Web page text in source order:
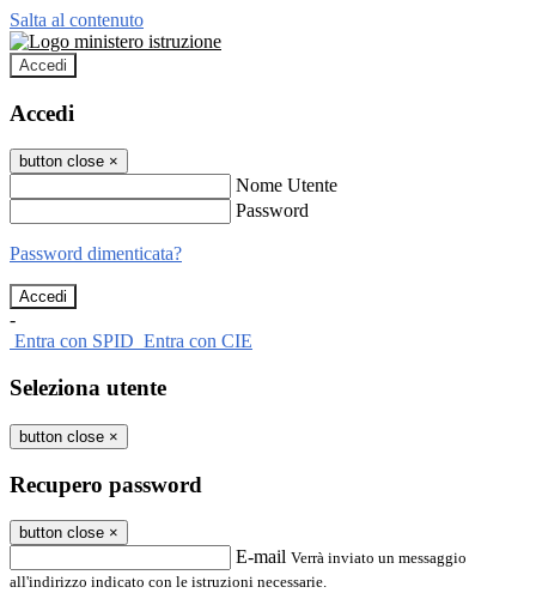
Salta al contenuto
Accedi
Accedi
button close ×
Nome Utente
Password
Password dimenticata?
-
Entra con SPID Entra con CIE
Seleziona utente
button close ×
Recupero password
button close ×
E-mail Verrà inviato un messaggio
all'indirizzo indicato con le istruzioni necessarie.